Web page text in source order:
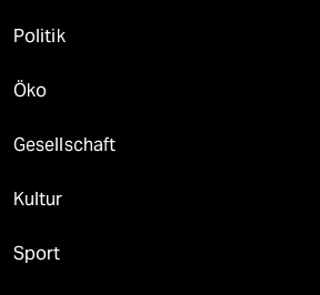
Politik
Öko
Gesellschaft
Kultur
Sport